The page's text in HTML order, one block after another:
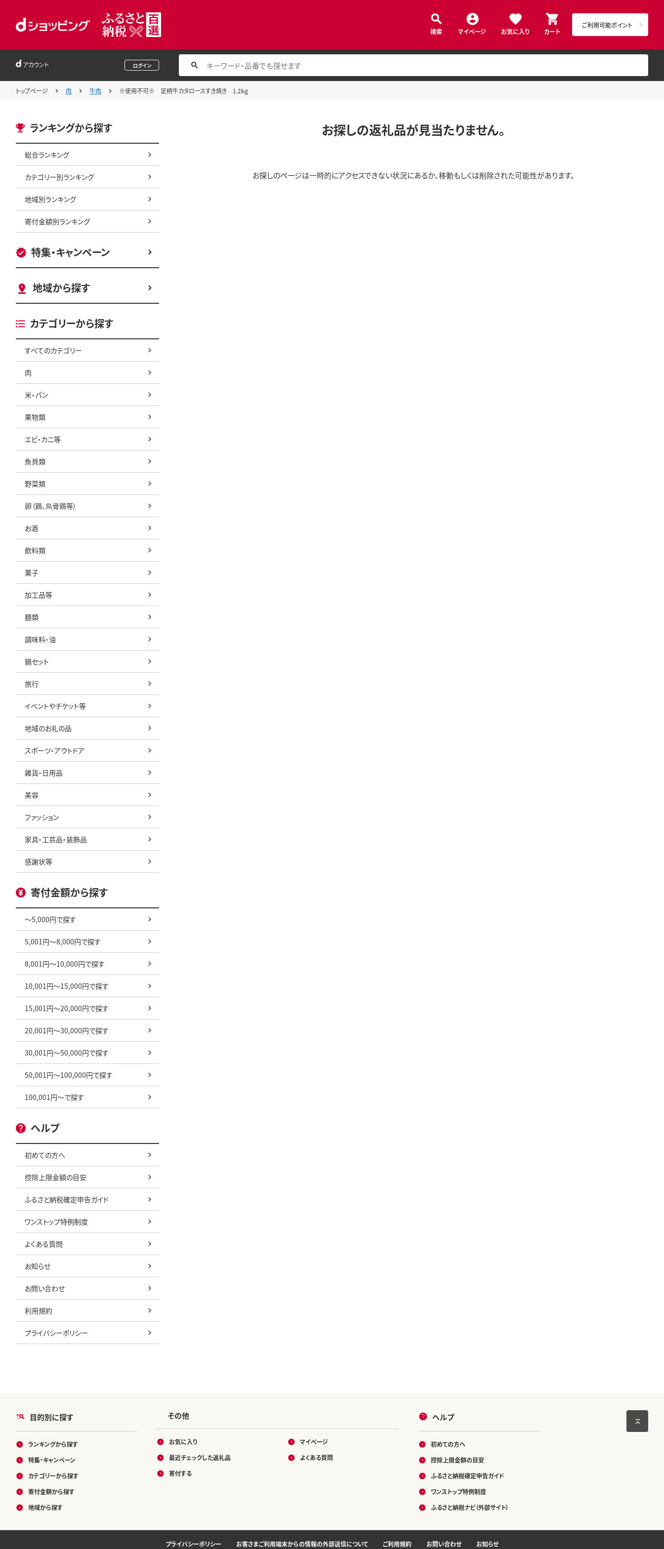
検索 マイページ お気に入り カート
ご利用可能ポイント
アカウント ログイン
トップページ 肉 牛肉 ※使用不可※ 足柄牛カタロースすき焼き 1.2kg
ランキングから探す
総合ランキング
カテゴリー別ランキング
地域別ランキング
寄付金額別ランキング
特集・キャンペーン
地域から探す
カテゴリーから探す
すべてのカテゴリー
肉
米・パン
果物類
エビ・カニ等
魚貝類
野菜類
卵（鶏、烏骨鶏等）
お酒
飲料類
菓子
加工品等
麺類
調味料・油
鍋セット
旅行
イベントやチケット等
地域のお礼の品
スポーツ・アウトドア
雑貨・日用品
美容
ファッション
家具・工芸品・装飾品
感謝状等
寄付金額から探す
～5,000円で探す
5,001円～8,000円で探す
8,001円～10,000円で探す
10,001円～15,000円で探す
15,001円～20,000円で探す
20,001円～30,000円で探す
30,001円～50,000円で探す
50,001円～100,000円で探す
100,001円～で探す
ヘルプ
初めての方へ
控除上限金額の目安
ふるさと納税確定申告ガイド
ワンストップ特例制度
よくある質問
お知らせ
お問い合わせ
利用規約
プライバシーポリシー
お探しの返礼品が見当たりません。
お探しのページは一時的にアクセスできない状況にあるか、移動もしくは削除された可能性があります。
目的別に探す
ランキングから探す
特集・キャンペーン
カテゴリーから探す
寄付金額から探す
地域から探す
その他
お気に入り
最近チェックした返礼品
寄付する
マイページ
よくある質問
ヘルプ
初めての方へ
控除上限金額の目安
ふるさと納税確定申告ガイド
ワンストップ特例制度
ふるさと納税ナビ（外部サイト）
プライバシーポリシー お客さまご利用端末からの情報の外部送信について ご利用規約 お問い合わせ お知らせ